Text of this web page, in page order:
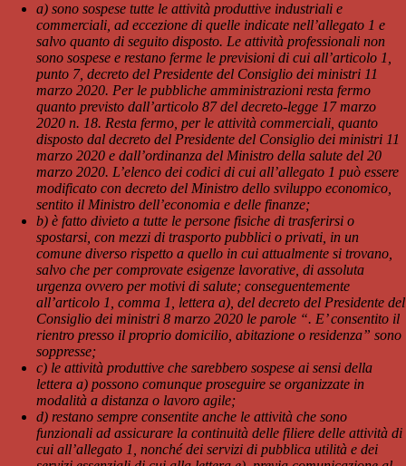
a) sono sospese tutte le attività produttive industriali e
commerciali, ad eccezione di quelle indicate nell’allegato 1 e
salvo quanto di seguito disposto. Le attività professionali non
sono sospese e restano ferme le previsioni di cui all’articolo 1,
punto 7, decreto del Presidente del Consiglio dei ministri 11
marzo 2020. Per le pubbliche amministrazioni resta fermo
quanto previsto dall’articolo 87 del decreto-legge 17 marzo
2020 n. 18. Resta fermo, per le attività commerciali, quanto
disposto dal decreto del Presidente del Consiglio dei ministri 11
marzo 2020 e dall’ordinanza del Ministro della salute del 20
marzo 2020. L’elenco dei codici di cui all’allegato 1 può essere
modificato con decreto del Ministro dello sviluppo economico,
sentito il Ministro dell’economia e delle finanze;
b) è fatto divieto a tutte le persone fisiche di trasferirsi o
spostarsi, con mezzi di trasporto pubblici o privati, in un
comune diverso rispetto a quello in cui attualmente si trovano,
salvo che per comprovate esigenze lavorative, di assoluta
urgenza ovvero per motivi di salute; conseguentemente
all’articolo 1, comma 1, lettera a), del decreto del Presidente del
Consiglio dei ministri 8 marzo 2020 le parole “. E’ consentito il
rientro presso il proprio domicilio, abitazione o residenza” sono
soppresse;
c) le attività produttive che sarebbero sospese ai sensi della
lettera a) possono comunque proseguire se organizzate in
modalità a distanza o lavoro agile;
d) restano sempre consentite anche le attività che sono
funzionali ad assicurare la continuità delle filiere delle attività di
cui all’allegato 1, nonché dei servizi di pubblica utilità e dei